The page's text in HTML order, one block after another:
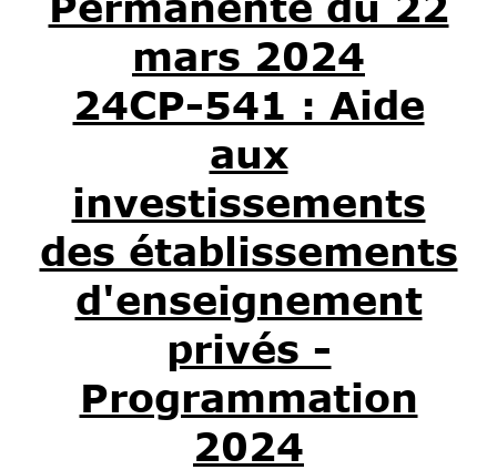
mars 2024
24CP-541 : Aide
aux
investissements
des établissements
d'enseignement
privés -
Programmation
2024